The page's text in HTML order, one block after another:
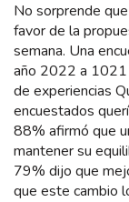
No sorprende
favor de la
semana. Una
año 2022 a 1021
de experiencias
encuestados
88% afirmó que
mantener su
79% dijo que
que este cambio